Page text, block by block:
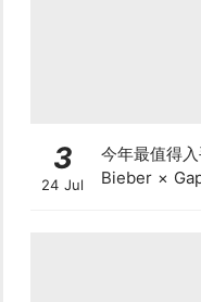
3
24 Jul
今年最值得
Bieber ×